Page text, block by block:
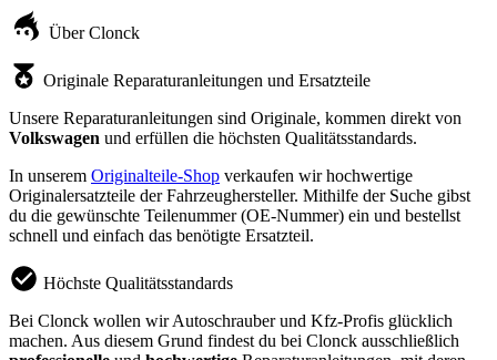
Über Clonck
Originale Reparaturanleitungen und Ersatzteile
Unsere Reparaturanleitungen sind Originale, kommen direkt von
Volkswagen und erfüllen die höchsten Qualitätsstandards.
In unserem Originalteile-Shop verkaufen wir hochwertige
Originalersatzteile der Fahrzeughersteller. Mithilfe der Suche gibst
du die gewünschte Teilenummer (OE-Nummer) ein und bestellst
schnell und einfach das benötigte Ersatzteil.
Höchste Qualitätsstandards
Bei Clonck wollen wir Autoschrauber und Kfz-Profis glücklich
machen. Aus diesem Grund findest du bei Clonck ausschließlich